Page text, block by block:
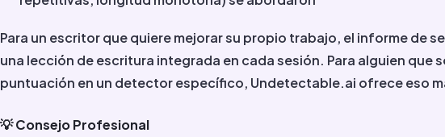
Para un escritor que quiere mejorar su propio trabajo, el informe de
una lección de escritura integrada en cada sesión. Para alguien que
puntuación en un detector específico, Undetectable.ai ofrece eso
💡 Consejo Profesional